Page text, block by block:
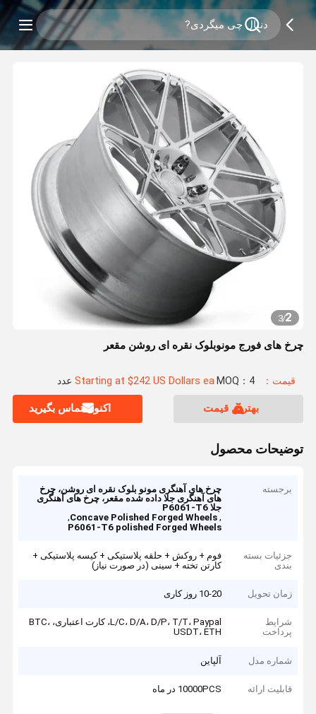
2
/
3
چرخ های فورج مونوبلوک نقره ای روشن مقعر
قیمت：Starting at $242 US Dollars ea MOQ：4 عدد
بهترین قیمت اکنون تماس بگیرید
توضیحات محصول
برجسته
چرخ های آهنگری مونو بلوک نقره ای روشن، چرخ
های آهنگری جلا داده شده مقعر، چرخ های آهنگری
جلا P6061-T6
,
Concave Polished Forged Wheels
,
P6061-T6 polished Forged Wheels
جزئیات بسته
بندی
فوم + روکش + حلقه پلاستیکی + کیسه پلاستیکی +
کارتن تخته + سینی (در صورت نیاز)
زمان تحویل 10-20 روز کاری
شرایط
پرداخت
L/C، D/A، D/P، T/T، Paypal، کارت اعتباری، BTC،
USDT، ETH
شماره مدل آلپاین
قابلیت ارائه 10000PCS در ماه